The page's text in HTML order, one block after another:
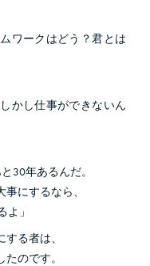
ワークはどう？君とは
かし仕事ができないん
30年あるんだ。
にするなら、
」
る者は、
のです。